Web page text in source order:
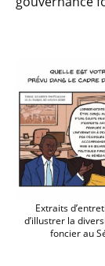
Extraits
d’illustrer la
foncier au